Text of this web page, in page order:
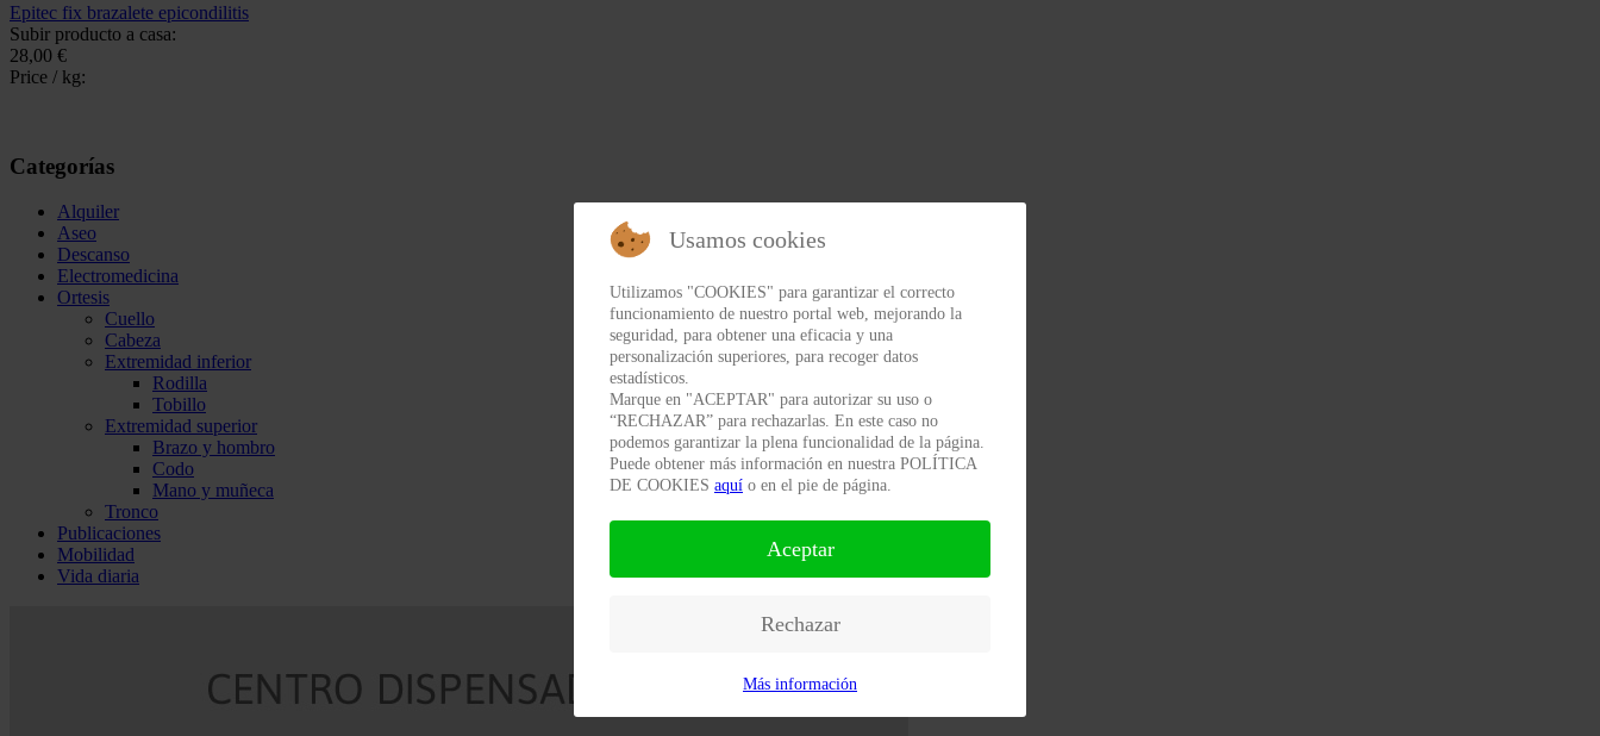
Epitec fix brazalete epicondilitis
Subir producto a casa:
28,00 €
Price / kg:
Categorías
Alquiler
Aseo
Descanso
Electromedicina
Ortesis
Cuello
Cabeza
Extremidad inferior
Rodilla
Tobillo
Extremidad superior
Brazo y hombro
Codo
Mano y muñeca
Tronco
Publicaciones
Mobilidad
Vida diaria
Usamos cookies
Utilizamos "COOKIES" para garantizar el correcto
funcionamiento de nuestro portal web, mejorando la
seguridad, para obtener una eficacia y una
personalización superiores, para recoger datos
estadísticos.
Marque en "ACEPTAR" para autorizar su uso o
“RECHAZAR” para rechazarlas. En este caso no
podemos garantizar la plena funcionalidad de la página.
Puede obtener más información en nuestra POLÍTICA
DE COOKIES aquí o en el pie de página.
Aceptar
Rechazar
Más información